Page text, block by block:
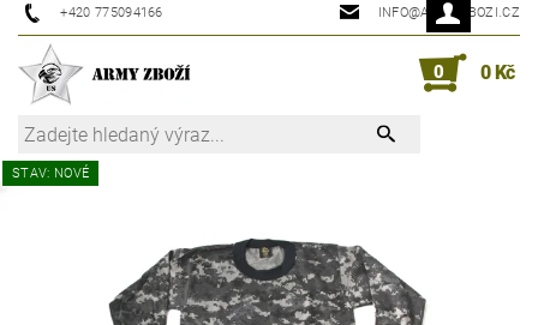
+420 775094166 INFO@ARMYZBOZI.CZ
0 0 Kč
STAV: NOVÉ